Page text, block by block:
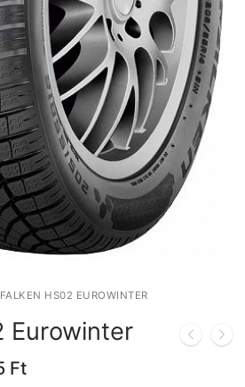
FALKEN HS02 EUROWINTER
Eurowinter
FtCurrent